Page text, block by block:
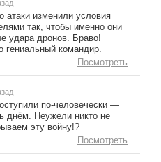
атаки изменили условия
так, чтобы именно они
удара дронов. Браво!
гениальный командир.
Посмотреть
по-человечески —
днём. Неужели никто не
эту войну!?
Посмотреть